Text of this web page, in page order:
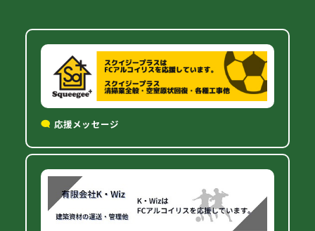
応援メッセージ